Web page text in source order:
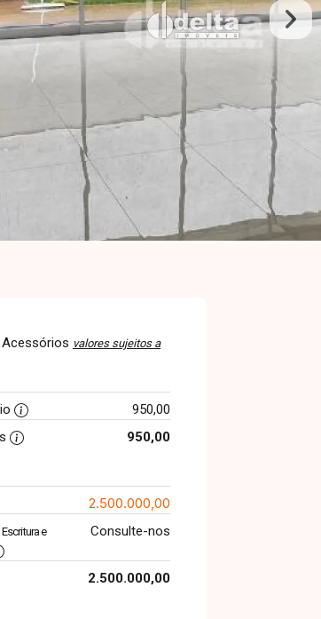
valores sujeitos a
950,00
950,00
2.500.000,00
Escritura e
Consulte-nos
2.500.000,00